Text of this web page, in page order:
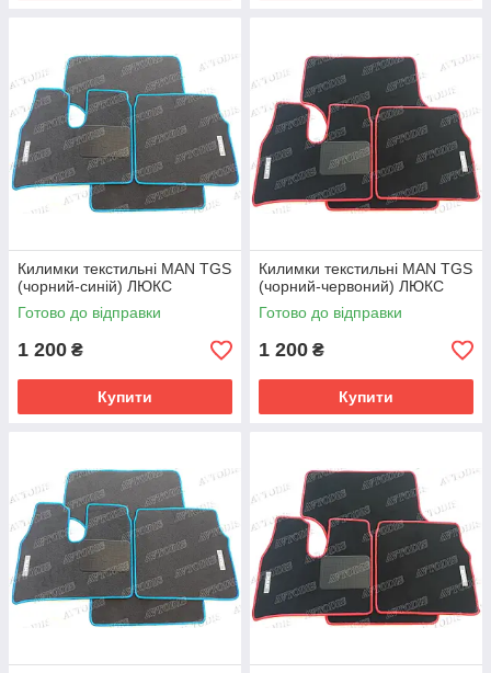
Килимки текстильні MAN TGS
(чорний-синій) ЛЮКС
Готово до відправки
1 200 ₴
Купити
Килимки текстильні MAN TGS
(чорний-червоний) ЛЮКС
Готово до відправки
1 200 ₴
Купити